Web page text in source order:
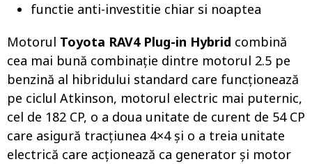
functie anti-investitie chiar si noaptea
Motorul Toyota RAV4 Plug-in Hybrid combină
cea mai bună combinație dintre motorul 2.5 pe
benzină al hibridului standard care funcționează
pe ciclul Atkinson, motorul electric mai puternic,
cel de 182 CP, o a doua unitate de curent de 54 CP
care asigură tracțiunea 4×4 și o a treia unitate
electrică care acționează ca generator și motor